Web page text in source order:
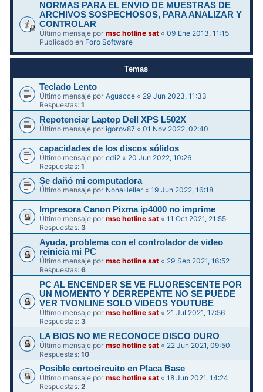
NORMAS PARA EL ENVIO DE MUESTRAS DE
ARCHIVOS SOSPECHOSOS, PARA ANALIZAR Y
CONTROLAR
Último mensaje pormsc hotline sat «09 Ene 2013, 11:15
Publicado en Foro Software
Temas
Teclado Lento
Último mensaje porAguacce « 29 Jun 2023, 11:33
Respuestas:1
Repotenciar Laptop Dell XPS L502X
Último mensaje porigorov87 «01 Nov 2022, 02:40
capacidades de los discos sólidos
Último mensaje poredi2 « 20 Jun 2022, 10:26
Respuestas:1
Se dañó mi computadora
Último mensaje por NonaHeller «19 Jun 2022, 16:18
Impresora Canon Pixma ip4000 no imprime
Último mensaje pormsc hotline sat «11 Oct 2021, 21:55
Respuestas:3
Ayuda, problema con el controlador de video
reinicia mi PC
Último mensaje pormsc hotline sat « 29 Sep 2021, 16:52
Respuestas:6
PC AL ENCENDER SE VE FLUORESCENTE POR
UN MOMENTO Y DERREPENTE NO SE PUEDE
VER TVONLINE SOLO VIDEOS YOUTUBE
Último mensaje pormsc hotline sat « 21 Jul 2021, 17:56
Respuestas:3
LA BIOS NO ME RECONOCE DISCO DURO
Último mensaje pormsc hotline sat « 22 Jun 2021, 09:50
Respuestas:10
Posible cortocircuito en Placa Base
Último mensaje pormsc hotline sat «18 Jun 2021, 14:24
Respuestas:2